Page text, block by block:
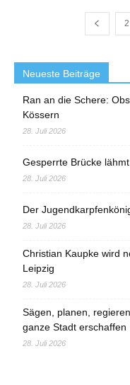
2
Neueste Beiträge
Ran an die Schere:
Kössern
28. Juli 2026
Gesperrte Brücke
28. Juli 2026
Der
28. Juli 2026
Christian Kaupke wird
Leipzig
28. Juli 2026
Sägen, planen,
ganze Stadt erschaffen
28. Juli 2026